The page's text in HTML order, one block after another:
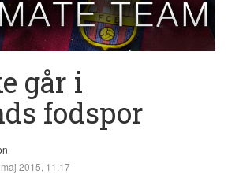
går i
fodspor
2015, 11.17